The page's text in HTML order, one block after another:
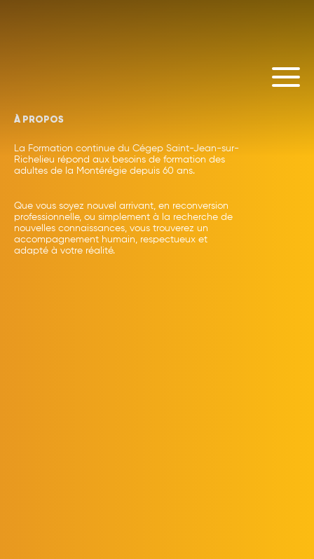
À PROPOS
La Formation continue du Cégep Saint-Jean-sur-
Richelieu répond aux besoins de formation des
adultes de la Montérégie depuis 60 ans.
Que vous soyez nouvel arrivant, en reconversion
professionnelle, ou simplement à la recherche de
nouvelles connaissances, vous trouverez un
accompagnement humain, respectueux et
adapté à votre réalité.